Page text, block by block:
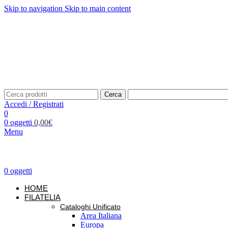
Skip to navigation Skip to main content
Cerca
Accedi / Registrati
0
0 oggetti 0,00€
Menu
0 oggetti
HOME
FILATELIA
Cataloghi Unificato
Area Italiana
Europa